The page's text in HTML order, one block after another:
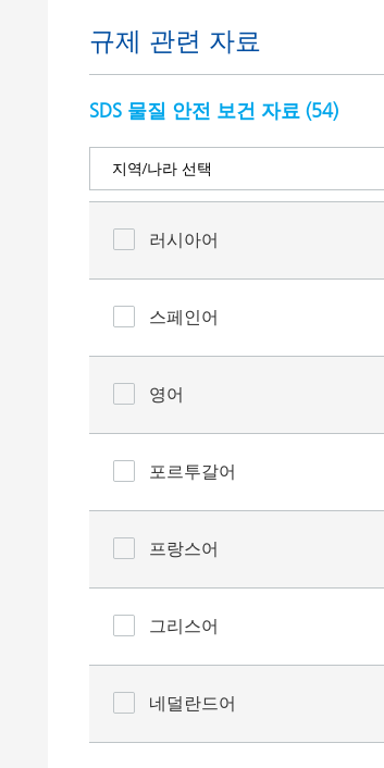
규제 관련 자료
SDS 물질 안전 보건 자료 (54)
러시아어
스페인어
영어
포르투갈어
프랑스어
그리스어
네덜란드어